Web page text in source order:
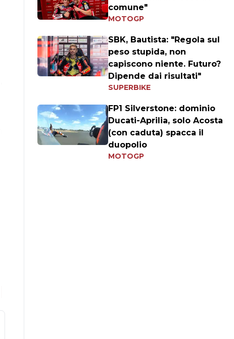
comune"
MOTOGP
SBK, Bautista: "Regola sul
peso stupida, non
capiscono niente. Futuro?
Dipende dai risultati"
SUPERBIKE
FP1 Silverstone: dominio
Ducati-Aprilia, solo Acosta
(con caduta) spacca il
duopolio
MOTOGP